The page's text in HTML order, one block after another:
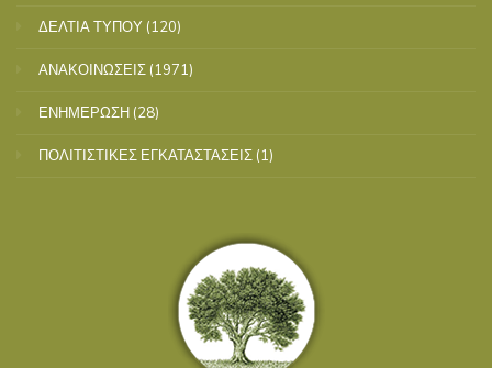
ΔΕΛΤΙΑ ΤΥΠΟΥ (120)
ΑΝΑΚΟΙΝΩΣΕΙΣ (1971)
ΕΝΗΜΕΡΩΣΗ (28)
ΠΟΛΙΤΙΣΤΙΚΕΣ ΕΓΚΑΤΑΣΤΑΣΕΙΣ (1)